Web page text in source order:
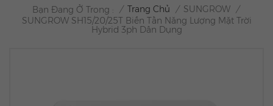
Bạn Đang Ở Trong : / Trang Chủ / SUNGROW /
SUNGROW SH15/20/25T Biến Tần Năng Lượng Mặt Trời
Hybrid 3ph Dân Dụng